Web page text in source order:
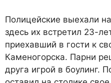
Полицейские выехали
здесь их встретил 23-
приехавший в гости к
Каменогорска. Парни
друга игрой в боулинг.